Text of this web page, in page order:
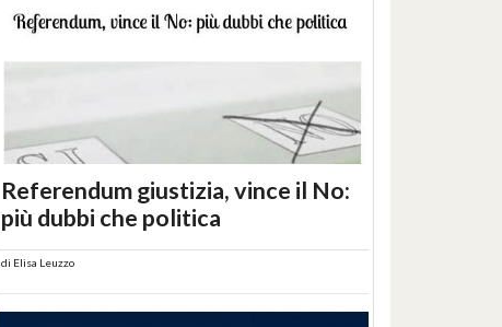
Referendum giustizia, vince il No:
più dubbi che politica
di Elisa Leuzzo